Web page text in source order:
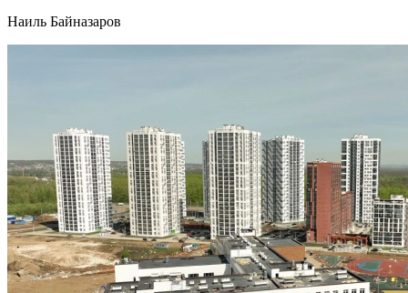
Наиль Байназаров